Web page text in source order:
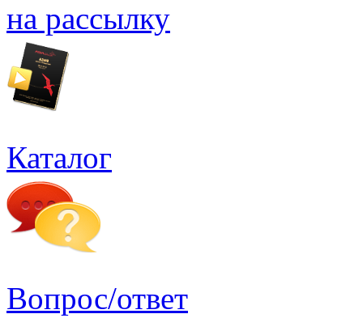
на рассылку
Каталог
Вопрос/ответ